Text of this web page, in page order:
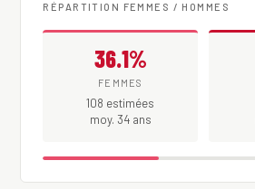
RÉPARTITION FEMMES / HOMMES
36.1%
FEMMES
108 estimées
moy. 34 ans